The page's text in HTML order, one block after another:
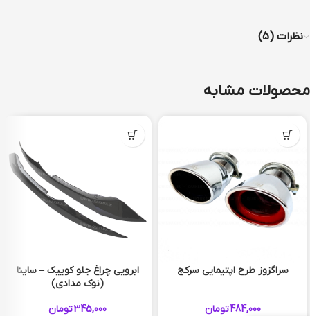
نظرات (5)
محصولات مشابه
سراگزوز طرح اپتیمایی سرکج
484,000تومان
ابرویی چراغ جلو کوییک – ساینا
(نوک مدادی)
345,000تومان
برچسب